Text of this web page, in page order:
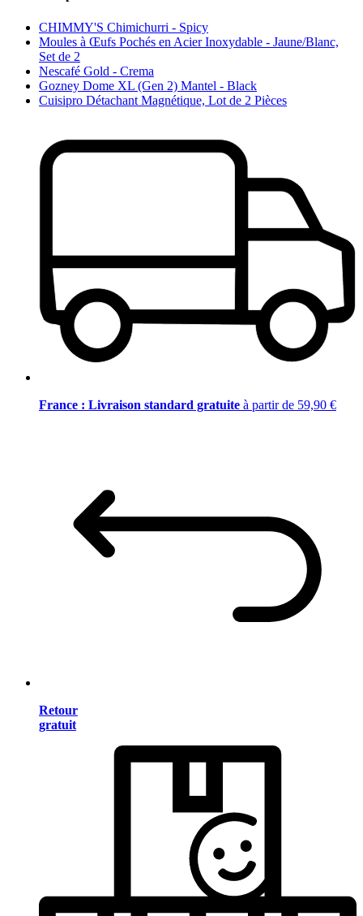
CHIMMY'S Chimichurri - Spicy
Moules à Œufs Pochés en Acier Inoxydable - Jaune/Blanc,
Set de 2
Nescafé Gold - Crema
Gozney Dome XL (Gen 2) Mantel - Black
Cuisipro Détachant Magnétique, Lot de 2 Pièces
France : Livraison standard gratuite à partir de 59,90 €
Retour
gratuit